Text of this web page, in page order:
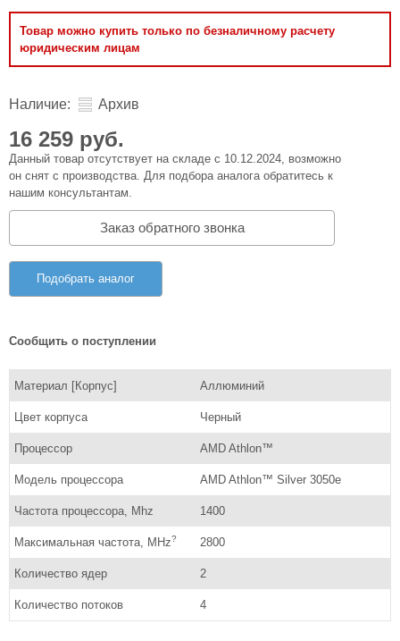
Товар можно купить только по безналичному расчету
юридическим лицам
Наличие: Архив
16 259 руб.
Данный товар отсутствует на складе с 10.12.2024, возможно
он снят с производства. Для подбора аналога обратитесь к
нашим консультантам.
Заказ обратного звонка
Подобрать аналог
Сообщить о поступлении
Материал [Корпус] Аллюминий
Цвет корпуса Черный
Процессор AMD Athlon™
Модель процессора AMD Athlon™ Silver 3050e
Частота процессора, Mhz 1400
Максимальная частота, MHz? 2800
Количество ядер 2
Количество потоков 4